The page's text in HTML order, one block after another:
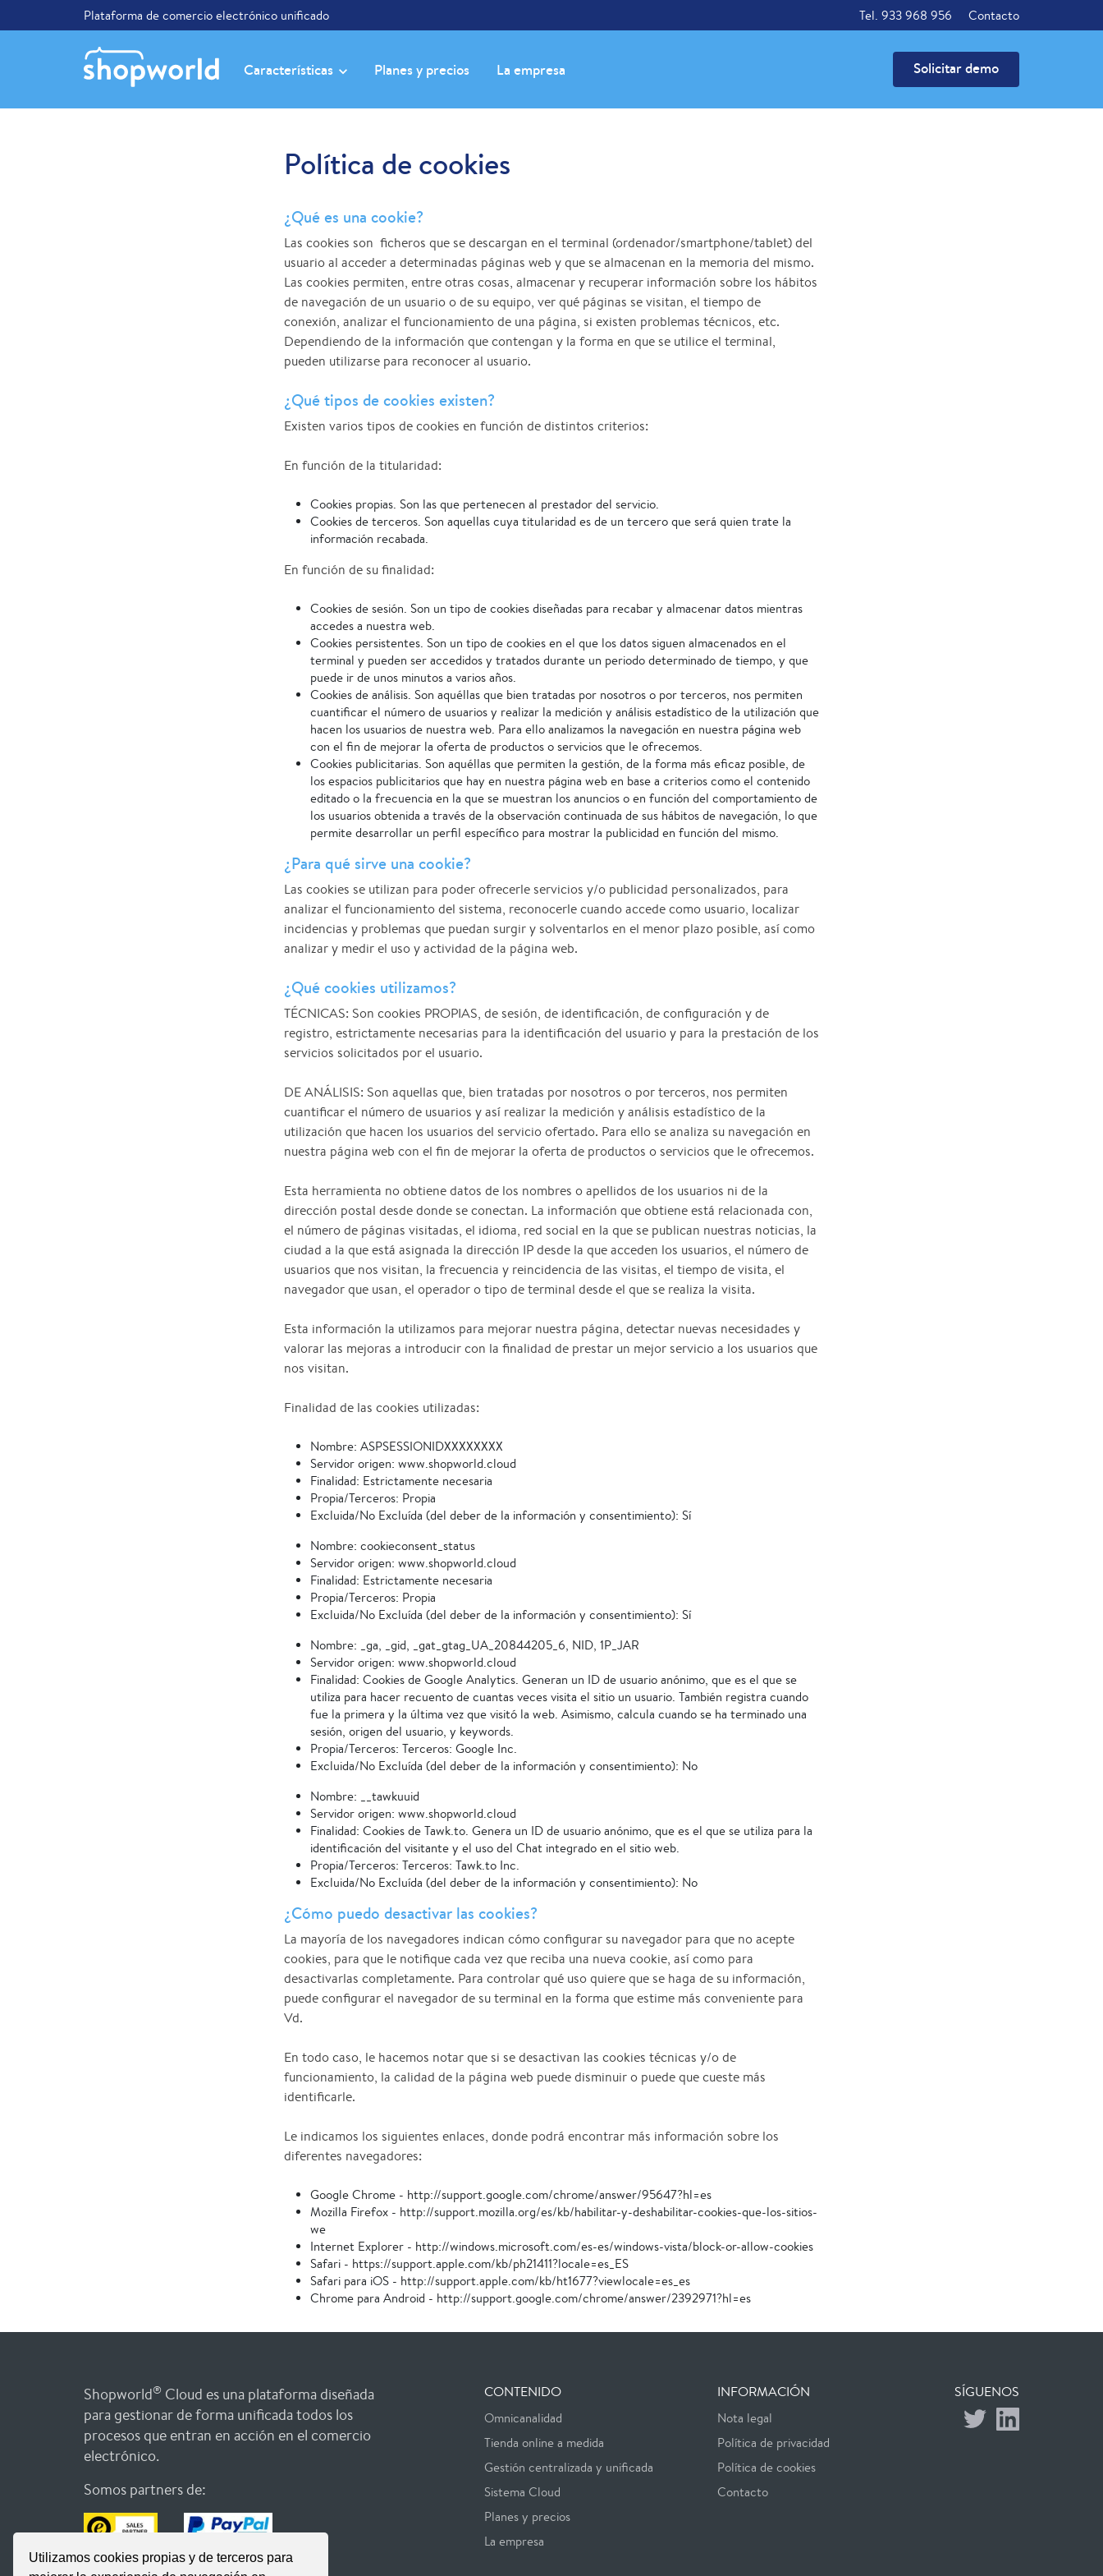
Utilizamos cookies propias y de terceros para
Plataforma de comercio electrónico unificado Tel. 933 968 956 Contacto
Características Planes y precios La empresa Solicitar demo
Política de cookies
¿Qué es una cookie?
Las cookies son ficheros que se descargan en el terminal (ordenador/smartphone/tablet) del
usuario al acceder a determinadas páginas web y que se almacenan en la memoria del mismo.
Las cookies permiten, entre otras cosas, almacenar y recuperar información sobre los hábitos
de navegación de un usuario o de su equipo, ver qué páginas se visitan, el tiempo de
conexión, analizar el funcionamiento de una página, si existen problemas técnicos, etc.
Dependiendo de la información que contengan y la forma en que se utilice el terminal,
pueden utilizarse para reconocer al usuario.
¿Qué tipos de cookies existen?
Existen varios tipos de cookies en función de distintos criterios:
En función de la titularidad:
Cookies propias. Son las que pertenecen al prestador del servicio.
Cookies de terceros. Son aquellas cuya titularidad es de un tercero que será quien trate la
información recabada.
En función de su finalidad:
Cookies de sesión. Son un tipo de cookies diseñadas para recabar y almacenar datos mientras
accedes a nuestra web.
Cookies persistentes. Son un tipo de cookies en el que los datos siguen almacenados en el
terminal y pueden ser accedidos y tratados durante un periodo determinado de tiempo, y que
puede ir de unos minutos a varios años.
Cookies de análisis. Son aquéllas que bien tratadas por nosotros o por terceros, nos permiten
cuantificar el número de usuarios y realizar la medición y análisis estadístico de la utilización que
hacen los usuarios de nuestra web. Para ello analizamos la navegación en nuestra página web
con el fin de mejorar la oferta de productos o servicios que le ofrecemos.
Cookies publicitarias. Son aquéllas que permiten la gestión, de la forma más eficaz posible, de
los espacios publicitarios que hay en nuestra página web en base a criterios como el contenido
editado o la frecuencia en la que se muestran los anuncios o en función del comportamiento de
los usuarios obtenida a través de la observación continuada de sus hábitos de navegación, lo que
permite desarrollar un perfil específico para mostrar la publicidad en función del mismo.
¿Para qué sirve una cookie?
Las cookies se utilizan para poder ofrecerle servicios y/o publicidad personalizados, para
analizar el funcionamiento del sistema, reconocerle cuando accede como usuario, localizar
incidencias y problemas que puedan surgir y solventarlos en el menor plazo posible, así como
analizar y medir el uso y actividad de la página web.
¿Qué cookies utilizamos?
TÉCNICAS: Son cookies PROPIAS, de sesión, de identificación, de configuración y de
registro, estrictamente necesarias para la identificación del usuario y para la prestación de los
servicios solicitados por el usuario.
DE ANÁLISIS: Son aquellas que, bien tratadas por nosotros o por terceros, nos permiten
cuantificar el número de usuarios y así realizar la medición y análisis estadístico de la
utilización que hacen los usuarios del servicio ofertado. Para ello se analiza su navegación en
nuestra página web con el fin de mejorar la oferta de productos o servicios que le ofrecemos.
Esta herramienta no obtiene datos de los nombres o apellidos de los usuarios ni de la
dirección postal desde donde se conectan. La información que obtiene está relacionada con,
el número de páginas visitadas, el idioma, red social en la que se publican nuestras noticias, la
ciudad a la que está asignada la dirección IP desde la que acceden los usuarios, el número de
usuarios que nos visitan, la frecuencia y reincidencia de las visitas, el tiempo de visita, el
navegador que usan, el operador o tipo de terminal desde el que se realiza la visita.
Esta información la utilizamos para mejorar nuestra página, detectar nuevas necesidades y
valorar las mejoras a introducir con la finalidad de prestar un mejor servicio a los usuarios que
nos visitan.
Finalidad de las cookies utilizadas:
Nombre: ASPSESSIONIDXXXXXXXX
Servidor origen: www.shopworld.cloud
Finalidad: Estrictamente necesaria
Propia/Terceros: Propia
Excluida/No Excluída (del deber de la información y consentimiento): Sí
Nombre: cookieconsent_status
Servidor origen: www.shopworld.cloud
Finalidad: Estrictamente necesaria
Propia/Terceros: Propia
Excluida/No Excluída (del deber de la información y consentimiento): Sí
Nombre: _ga, _gid, _gat_gtag_UA_20844205_6, NID, 1P_JAR
Servidor origen: www.shopworld.cloud
Finalidad: Cookies de Google Analytics. Generan un ID de usuario anónimo, que es el que se
utiliza para hacer recuento de cuantas veces visita el sitio un usuario. También registra cuando
fue la primera y la última vez que visitó la web. Asimismo, calcula cuando se ha terminado una
sesión, origen del usuario, y keywords.
Propia/Terceros: Terceros: Google Inc.
Excluida/No Excluída (del deber de la información y consentimiento): No
Nombre: __tawkuuid
Servidor origen: www.shopworld.cloud
Finalidad: Cookies de Tawk.to. Genera un ID de usuario anónimo, que es el que se utiliza para la
identificación del visitante y el uso del Chat integrado en el sitio web.
Propia/Terceros: Terceros: Tawk.to Inc.
Excluida/No Excluída (del deber de la información y consentimiento): No
¿Cómo puedo desactivar las cookies?
La mayoría de los navegadores indican cómo configurar su navegador para que no acepte
cookies, para que le notifique cada vez que reciba una nueva cookie, así como para
desactivarlas completamente. Para controlar qué uso quiere que se haga de su información,
puede configurar el navegador de su terminal en la forma que estime más conveniente para
Vd.
En todo caso, le hacemos notar que si se desactivan las cookies técnicas y/o de
funcionamiento, la calidad de la página web puede disminuir o puede que cueste más
identificarle.
Le indicamos los siguientes enlaces, donde podrá encontrar más información sobre los
diferentes navegadores:
Google Chrome - http://support.google.com/chrome/answer/95647?hl=es
Mozilla Firefox - http://support.mozilla.org/es/kb/habilitar-y-deshabilitar-cookies-que-los-sitios-
we
Internet Explorer - http://windows.microsoft.com/es-es/windows-vista/block-or-allow-cookies
Safari - https://support.apple.com/kb/ph21411?locale=es_ES
Safari para iOS - http://support.apple.com/kb/ht1677?viewlocale=es_es
Chrome para Android - http://support.google.com/chrome/answer/2392971?hl=es
Shopworld® Cloud es una plataforma diseñada
para gestionar de forma unificada todos los
procesos que entran en acción en el comercio
electrónico.
Somos partners de:
CONTENIDO
Omnicanalidad
Tienda online a medida
Gestión centralizada y unificada
Sistema Cloud
Planes y precios
La empresa
INFORMACIÓN
Nota legal
Política de privacidad
Política de cookies
Contacto
SÍGUENOS